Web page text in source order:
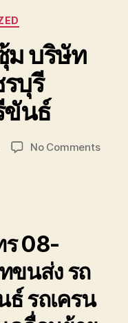
ม บริษัท
บุรี
ขันธ์
No Commentson
ร 08-
นส่ง รถ
รถเครน